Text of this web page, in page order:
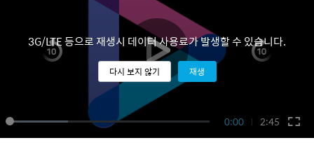
0:00 2:45
3G/LTE 등으로 재생시 데이터 사용료가 발생할 수 있습니다.
다시 보지 않기 재생